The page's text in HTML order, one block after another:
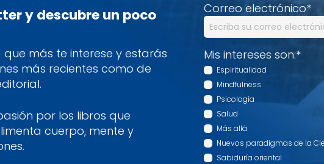
y descubre un poco
más te interese y estarás
más recientes como de
por los libros que
cuerpo, mente y
Correo electrónico*
Mis intereses son:*
Espiritualidad
Mindfulness
Psicología
Salud
Más allá
Nuevos paradigmas de la
Sabiduría oriental